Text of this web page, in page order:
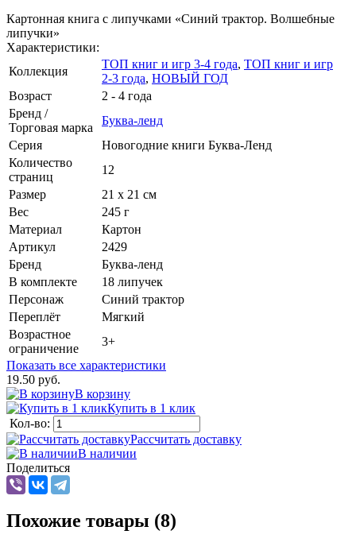
Картонная книга с липучками «Синий трактор. Волшебные
липучки»
Характеристики:
Коллекция
ТОП книг и игр 3-4 года, ТОП книг и игр
2-3 года, НОВЫЙ ГОД
Возраст
2 - 4 года
Бренд /
Торговая марка
Буква-ленд
Серия
Новогодние книги Буква-Ленд
Количество
страниц
12
Размер
21 х 21 см
Вес
245 г
Материал
Картон
Артикул
2429
Бренд
Буква-ленд
В комплекте
18 липучек
Персонаж
Синий трактор
Переплёт
Мягкий
Возрастное
ограничение
3+
Показать все характеристики
19.50 руб.
В корзину
Купить в 1 клик
Кол-во:
Рассчитать доставку
В наличии
Поделиться
Похожие товары (8)